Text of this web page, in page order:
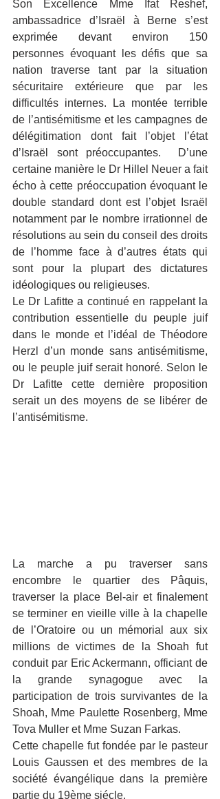
Son Excellence Mme Ifat Reshef,
ambassadrice d’Israël à Berne s’est
exprimée devant environ 150
personnes évoquant les défis que sa
nation traverse tant par la situation
sécuritaire extérieure que par les
difficultés internes. La montée terrible
de l’antisémitisme et les campagnes de
délégitimation dont fait l’objet l’état
d’Israël sont préoccupantes.  D’une
certaine manière le Dr Hillel Neuer a fait
écho à cette préoccupation évoquant le
double standard dont est l’objet Israël
notamment par le nombre irrationnel de
résolutions au sein du conseil des droits
de l’homme face à d’autres états qui
sont pour la plupart des dictatures
idéologiques ou religieuses.
Le Dr Lafitte a continué en rappelant la
contribution essentielle du peuple juif
dans le monde et l’idéal de Théodore
Herzl d’un monde sans antisémitisme,
ou le peuple juif serait honoré. Selon le
Dr Lafitte cette dernière proposition
serait un des moyens de se libérer de
l’antisémitisme.
La marche a pu traverser sans
encombre le quartier des Pâquis,
traverser la place Bel-air et finalement
se terminer en vieille ville à la chapelle
de l’Oratoire ou un mémorial aux six
millions de victimes de la Shoah fut
conduit par Eric Ackermann, officiant de
la grande synagogue avec la
participation de trois survivantes de la
Shoah, Mme Paulette Rosenberg, Mme
Tova Muller et Mme Suzan Farkas.
Cette chapelle fut fondée par le pasteur
Louis Gaussen et des membres de la
société évangélique dans la première
partie du 19ème siécle.